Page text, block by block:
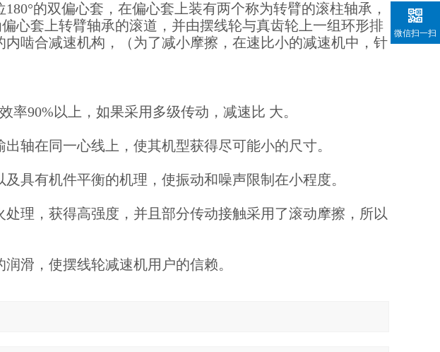
的双偏心套，在偏心套上装有两个称为转臂的滚柱轴承，
心套上转臂轴承的滚道，并由摆线轮与真齿轮上一组环形排
啮合减速机构，（为了减小摩擦，在速比小的减速机中，针
率90%以上，如果采用多级传动，减速比 大。
轴在同一心线上，使其机型获得尽可能小的尺寸。
具有机件平衡的机理，使振动和噪声限制在小程度。
理，获得高强度，并且部分传动接触采用了滚动摩擦，所以
滑，使摆线轮减速机用户的信赖。
微信扫一扫